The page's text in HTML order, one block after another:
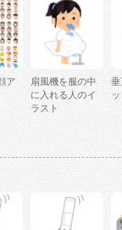
ア
扇風機を服の中
に入れる人のイ
ラスト
垂